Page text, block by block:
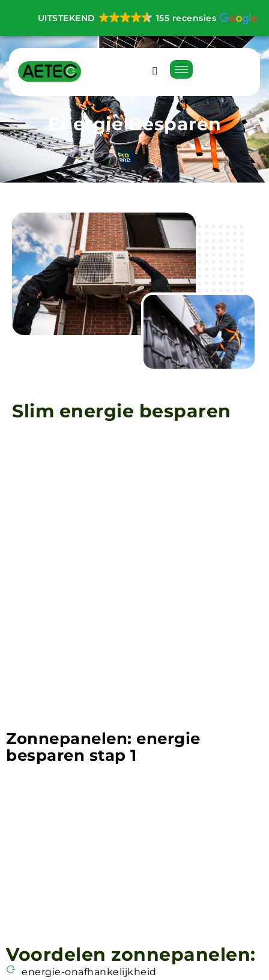
UITSTEKEND 155 recensies
E nergie Besparen
Slim energie besparen
Zonnepanelen: energie
besparen stap 1
Voordelen zonnepanelen:
energie-onafhankelijkheid